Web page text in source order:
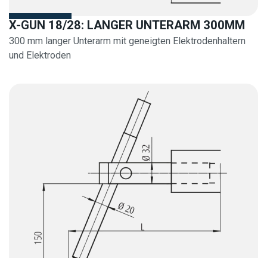
X-GUN 18/28: LANGER UNTERARM 300MM
300 mm langer Unterarm mit geneigten Elektrodenhaltern
und Elektroden